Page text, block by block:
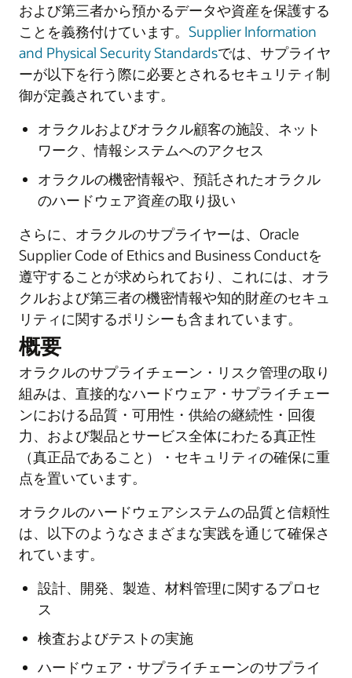
および第三者から預かるデータや資産を保護する
ことを義務付けています。 Supplier Information
and Physical Security Standardsでは、サプライヤ
ーが以下を行う際に必要とされるセキュリティ制
御が定義されています。
オラクルおよびオラクル顧客の施設、ネット
ワーク、情報システムへのアクセス
オラクルの機密情報や、預託されたオラクル
のハードウェア資産の取り扱い
さらに、オラクルのサプライヤーは、Oracle
Supplier Code of Ethics and Business Conductを
遵守することが求められており、これには、オラ
クルおよび第三者の機密情報や知的財産のセキュ
リティに関するポリシーも含まれています。
概要
オラクルのサプライチェーン・リスク管理の取り
組みは、直接的なハードウェア・サプライチェー
ンにおける品質・可用性・供給の継続性・回復
力、および製品とサービス全体にわたる真正性
（真正品であること）・セキュリティの確保に重
点を置いています。
オラクルのハードウェアシステムの品質と信頼性
は、以下のようなさまざまな実践を通じて確保さ
れています。
設計、開発、製造、材料管理に関するプロセ
ス
検査およびテストの実施
ハードウェア・サプライチェーンのサプライ